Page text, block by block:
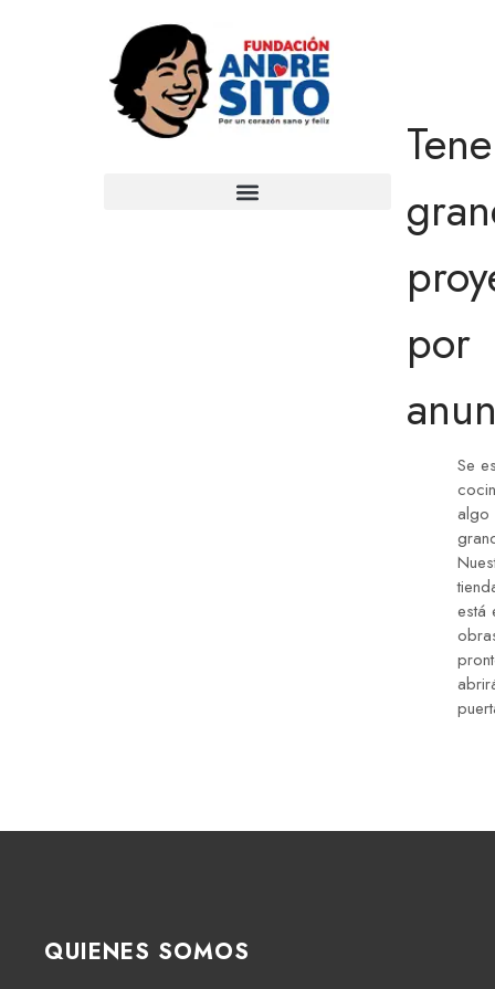
por
Se
algo
está
QUIENES SOMOS